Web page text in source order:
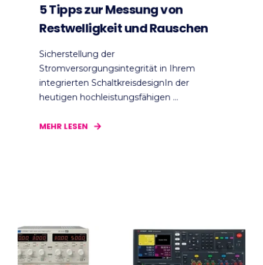
5 Tipps zur Messung von
Restwelligkeit und Rauschen
Sicherstellung der
Stromversorgungsintegrität in Ihrem
integrierten SchaltkreisdesignIn der
heutigen hochleistungsfähigen ...
MEHR LESEN